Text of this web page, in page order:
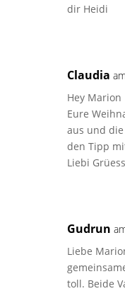
dir Heidi
Claudia
Hey Marion
Eure
aus und
den Tipp
Liebi Grüess
Gudrun
Liebe
toll. Beide